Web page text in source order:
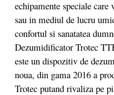
echipamente speciale
sau in mediul de lucru
confortul si sanatatea
Dezumidificator Trotec
este un dispozitiv de
noua, din gama 2016 a
Trotec putand rivaliza pe